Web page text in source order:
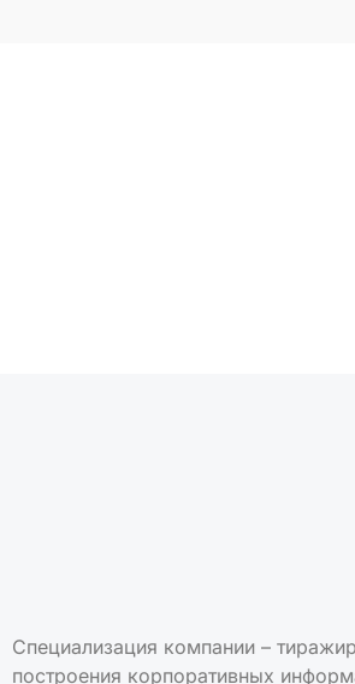
Специализация компании –
построения корпоративных